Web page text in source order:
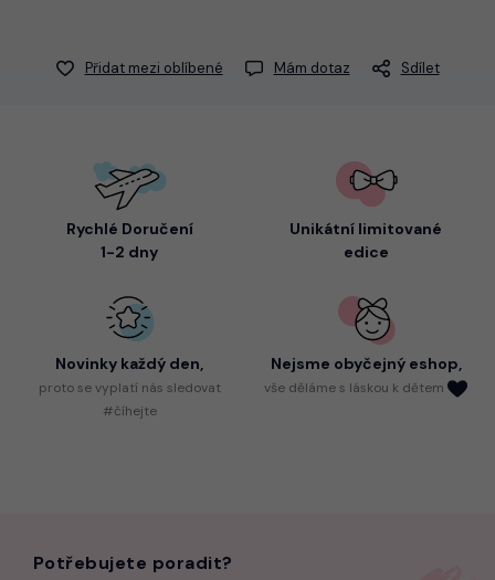
Přidat mezi oblíbené Mám dotaz Sdílet
Rychlé Doručení
1-2 dny
Unikátní limitované
edice
Novinky každý den,
protose vyplatí nás sledovat
#číhejte
Nejsme obyčejný eshop,
vše děláme s láskou k dětem
Potřebujete poradit?